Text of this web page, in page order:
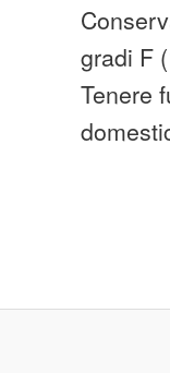
gradi F
Tenere